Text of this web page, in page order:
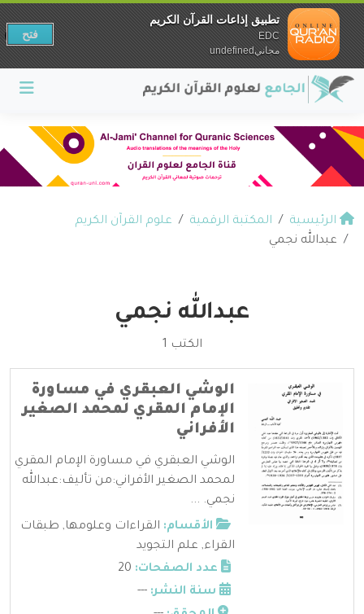
الرئيسية المكتبة الرقمية
علوم القرآن الكريم
عبدالله نجمي
عبدالله نجمي
الكتب 1
الوشي العبقري في مساورة
الإمام المقري لمحمد الصغير
الأفراني
الوشي العبقري في مساورة الإمام المقري
لمحمد الصغير الأفراني:من تأليف:عبدالله
نجمي. ...
الأقسام: القراءات وعلومها, طبقات
القراء, علم التجويد
عدد الصفحات:
سنة النشر: ---
تطبيق إذاعات القرآن الكريم
EDC
مجانيundefined
فتح